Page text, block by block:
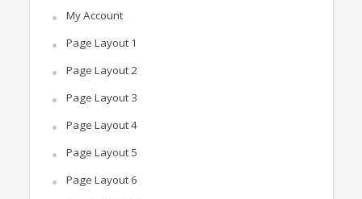
My Account
Page Layout 1
Page Layout 2
Page Layout 3
Page Layout 4
Page Layout 5
Page Layout 6